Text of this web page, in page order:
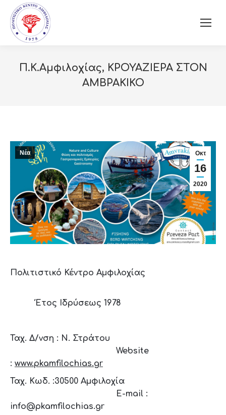
Π.Κ.Αμφιλοχίας, ΚΡΟΥΑΖΙΕΡΑ ΣΤΟΝ
ΑΜΒΡΑΚΙΚΟ
Οκτ
16
2020
Νέα
Πολιτιστικό Κέντρο Αμφιλοχίας
Έτος Ιδρύσεως 1978
Ταχ. Δ/νση : Ν. Στράτου
Website
: www.pkamfilochias.gr
Ταχ. Κωδ. :30500 Αμφιλοχία
E-mail :
info@pkamfilochias.gr